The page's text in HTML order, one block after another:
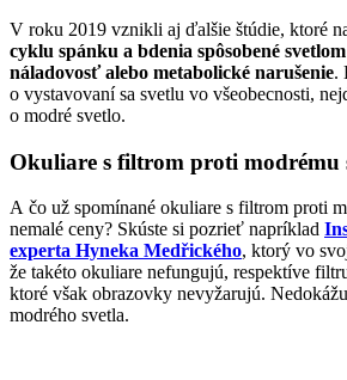
V roku 2019 vznikli aj ďalšie štúdie, ktoré
cyklu spánku a bdenia spôsobené
náladovosť alebo metabolické narušenie.
o vystavovaní sa svetlu vo všeobecnosti,
o modré svetlo.
Okuliare s filtrom proti modrému
A čo už spomínané okuliare s filtrom proti
nemalé ceny? Skúste si pozrieť napríklad
experta Hyneka Medřického, ktorý vo
že takéto okuliare nefungujú, respektíve
ktoré však obrazovky nevyžarujú.
modrého svetla.